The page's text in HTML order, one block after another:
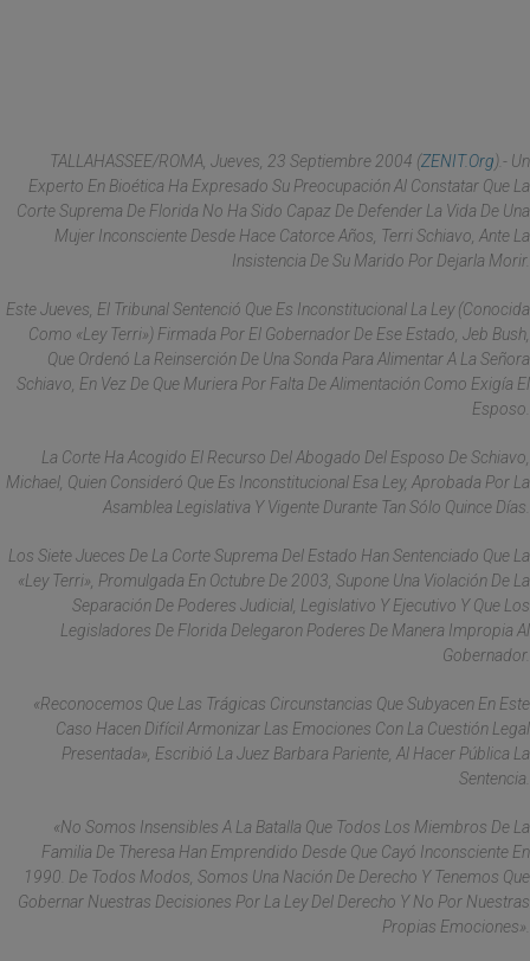
TALLAHASSEE/ROMA, Jueves, 23 Septiembre 2004 (ZENIT.org).- Un
Experto En Bioética Ha Expresado Su Preocupación Al Constatar Que La
Corte Suprema De Florida No Ha Sido Capaz De Defender La Vida De Una
Mujer Inconsciente Desde Hace Catorce Años, Terri Schiavo, Ante La
Insistencia De Su Marido Por Dejarla Morir.
Este Jueves, El Tribunal Sentenció Que Es Inconstitucional La Ley (conocida
Como «Ley Terri») Firmada Por El Gobernador De Ese Estado, Jeb Bush,
Que Ordenó La Reinserción De Una Sonda Para Alimentar A La Señora
Schiavo, En Vez De Que Muriera Por Falta De Alimentación Como Exigía El
Esposo.
La Corte Ha Acogido El Recurso Del Abogado Del Esposo De Schiavo,
Michael, Quien Consideró Que Es Inconstitucional Esa Ley, Aprobada Por La
Asamblea Legislativa Y Vigente Durante Tan Sólo Quince Días.
Los Siete Jueces De La Corte Suprema Del Estado Han Sentenciado Que La
«Ley Terri», Promulgada En Octubre De 2003, Supone Una Violación De La
Separación De Poderes Judicial, Legislativo Y Ejecutivo Y Que Los
Legisladores De Florida Delegaron Poderes De Manera Impropia Al
Gobernador.
«Reconocemos Que Las Trágicas Circunstancias Que Subyacen En Este
Caso Hacen Difícil Armonizar Las Emociones Con La Cuestión Legal
Presentada», Escribió La Juez Barbara Pariente, Al Hacer Pública La
Sentencia.
«No Somos Insensibles A La Batalla Que Todos Los Miembros De La
Familia De Theresa Han Emprendido Desde Que Cayó Inconsciente En
1990. De Todos Modos, Somos Una Nación De Derecho Y Tenemos Que
Gobernar Nuestras Decisiones Por La Ley Del Derecho Y No Por Nuestras
Propias Emociones».